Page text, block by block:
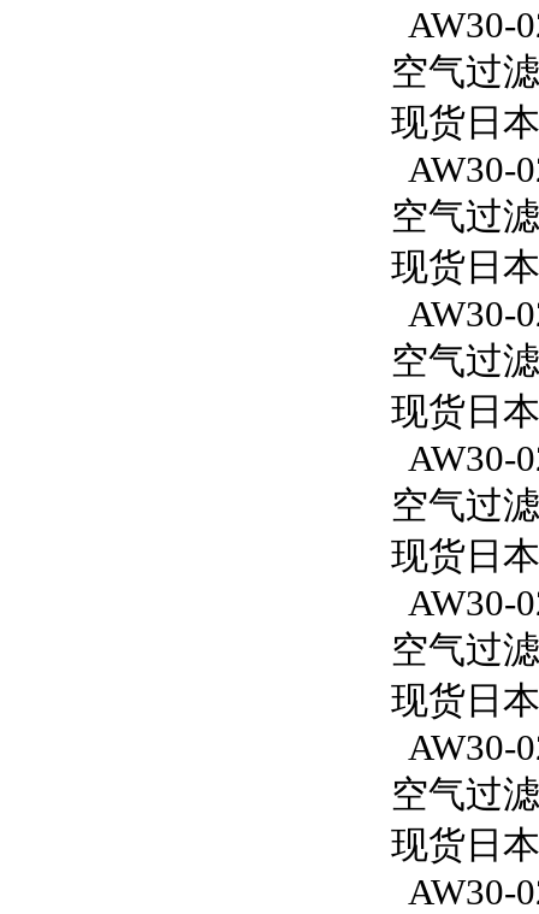
AW30-
空气过
现货日
AW30-
空气过
现货日
AW30-
空气过
现货日
AW30-
空气过
现货日
AW30-
空气过
现货日
AW30-
空气过
现货日
AW30-